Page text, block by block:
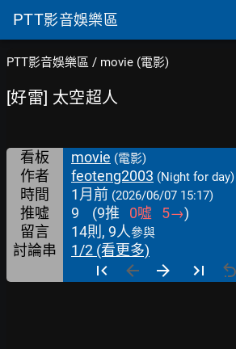
PTT影音娛樂區
PTT影音娛樂區 / movie (電影)
[好雷] 太空超人
看板 movie (電影)
作者 feoteng2003 (Night for day)
時間 1月前 (2026/06/07 15:17)
推噓 9 (9推 0噓 5→)
留言
14則, 9人參與
討論串 1/2 (看更多)